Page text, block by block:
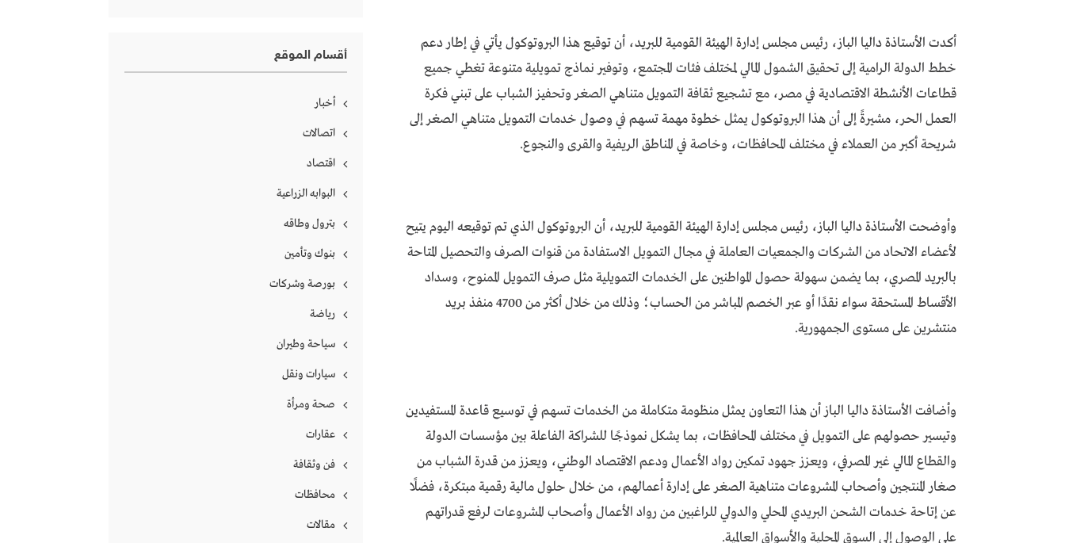
أكدت الأستاذة داليا الباز، رئيس مجلس إدارة الهيئة القومية للبريد، أن توقيع هذا البروتوكول يأتي في إطار دعم
خطط الدولة الرامية إلى تحقيق الشمول المالي لمختلف فئات المجتمع، وتوفير نماذج تمويلية متنوعة تغطي جميع
قطاعات الأنشطة الاقتصادية في مصر، مع تشجيع ثقافة التمويل متناهي الصغر وتحفيز الشباب على تبني فكرة
العمل الحر، مشيرةً إلى أن هذا البروتوكول يمثل خطوة مهمة تسهم في وصول خدمات التمويل متناهي الصغر إلى
شريحة أكبر من العملاء في مختلف المحافظات، وخاصة في المناطق الريفية والقرى والنجوع.
وأوضحت الأستاذة داليا الباز، رئيس مجلس إدارة الهيئة القومية للبريد، أن البروتوكول الذي تم توقيعه اليوم يتيح
لأعضاء الاتحاد من الشركات والجمعيات العاملة في مجال التمويل الاستفادة من قنوات الصرف والتحصيل المتاحة
بالبريد المصري، بما يضمن سهولة حصول المواطنين على الخدمات التمويلية مثل صرف التمويل الممنوح، وسداد
الأقساط المستحقة سواء نقدًا أو عبر الخصم المباشر من الحساب؛ وذلك من خلال أكثر من 4700 منفذ بريد
منتشرين على مستوى الجمهورية.
وأضافت الأستاذة داليا الباز أن هذا التعاون يمثل منظومة متكاملة من الخدمات تسهم في توسيع قاعدة المستفيدين
وتيسير حصولهم على التمويل في مختلف المحافظات، بما يشكل نموذجًا للشراكة الفاعلة بين مؤسسات الدولة
والقطاع المالي غير المصرفي، ويعزز جهود تمكين رواد الأعمال ودعم الاقتصاد الوطني، ويعزز من قدرة الشباب من
صغار المنتجين وأصحاب المشروعات متناهية الصغر على إدارة أعمالهم، من خلال حلول مالية رقمية مبتكرة، فضلًا
عن إتاحة خدمات الشحن البريدي المحلي والدولي للراغبين من رواد الأعمال وأصحاب المشروعات لرفع قدراتهم
على الوصول إلى السوق المحلية والأسواق العالمية.
أقسام الموقع
أخبار
اتصالات
اقتصاد
البوابه الزراعية
بترول وطاقه
بنوك وتأمين
بورصة وشركات
رياضة
سياحة وطيران
سيارات ونقل
صحة ومرأة
عقارات
فن وثقافة
محافظات
مقالات